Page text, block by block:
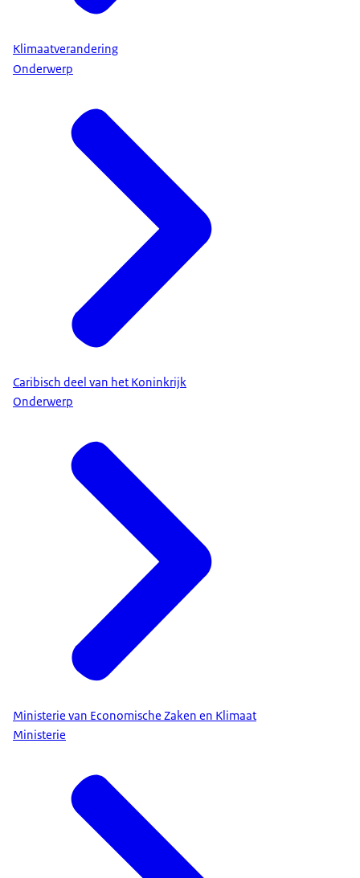
Klimaatverandering
Onderwerp
Caribisch deel van het Koninkrijk
Onderwerp
Ministerie van Economische Zaken en Klimaat
Ministerie